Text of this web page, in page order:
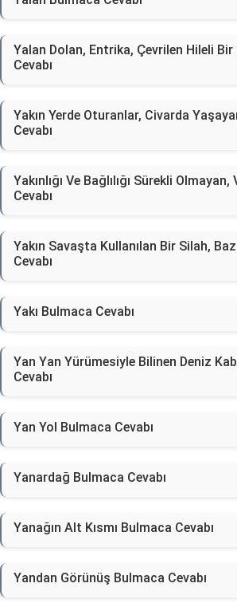
Yalan Dolan, Entrika, Çevrilen Hileli
Cevabı
Yakın Yerde Oturanlar, Civarda
Cevabı
Yakınlığı Ve Bağlılığı Sürekli
Cevabı
Yakın Savaşta Kullanılan Bir Silah,
Cevabı
Yakı Bulmaca Cevabı
Yan Yan Yürümesiyle Bilinen Deniz
Cevabı
Yan Yol Bulmaca Cevabı
Yanardağ Bulmaca Cevabı
Yanağın Alt Kısmı Bulmaca Cevabı
Yandan Görünüş Bulmaca Cevabı